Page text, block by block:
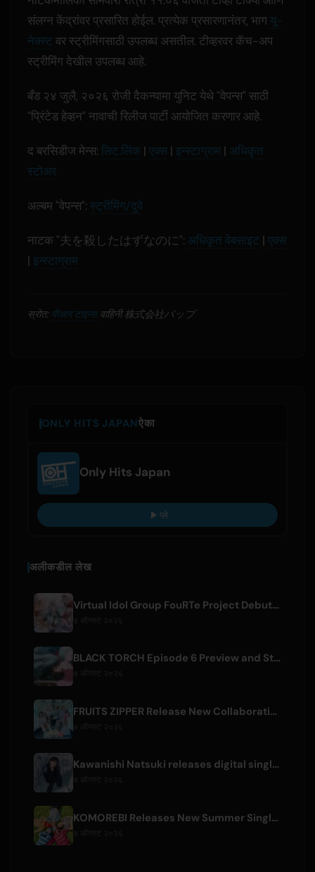
संलग्न केंद्रांवर प्रसारित होईल. प्रत्येक प्रसारणानंतर, भागयू-
नेक्स्ट वर स्ट्रीमिंगसाठी उपलब्ध असतील. टीव्हरवर कॅच-अप
स्ट्रीमिंग देखील उपलब्ध आहे.
बँड २४ जुलै, २०२६ रोजी दैकन्यामा युनिट येथे "वेपन्स" साठी
"प्रिंटेड हेव्हन" नावाची रिलीज पार्टी आयोजित करणार आहे.
द बरसिडीज मेन्स: लिट.लिंक| एक्स| इन्स्टाग्राम| अधिकृत
स्टोअर
अल्बम "वेपन्स": स्ट्रीमिंग/दुवे
नाटक "夫を殺したはずなのに": अधिकृत वेबसाइट | एक्स
| इन्स्टाग्राम
स्रोत: पीआर टाइम्सवाहिनी 株式会社バップ
ONLY HITS JAPANऐका
Only Hits Japan
प्ले
अलीकडील लेख
Virtual Idol Group FouRTe Project Debuts with 'ALL IN' Album Produced by m-flo's ☆Taku Takahashi
BLACK TORCH Episode 6 Preview and Streaming Details
FRUITS ZIPPER Release New Collaboration Song '1,2,3,FOOOOUR'
Kawanishi Natsuki releases digital single 'Sayonara wa Ichiban Kirei na Atashi de'
KOMOREBI Releases New Summer Single 'Letsu Natsu'